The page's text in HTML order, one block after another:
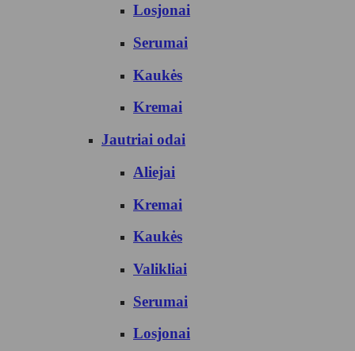
Losjonai
Serumai
Kaukės
Kremai
Jautriai odai
Aliejai
Kremai
Kaukės
Valikliai
Serumai
Losjonai